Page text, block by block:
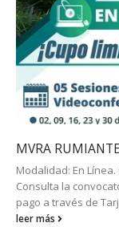
MVRA
Modalidad: En
Consulta la
pago a través de
leer más